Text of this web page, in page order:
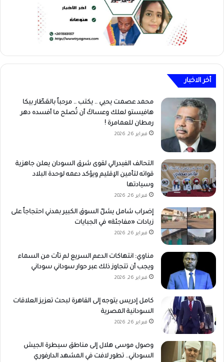
أخر الاخبار
محمد عصمت يحيي .. يكتب .. مرحباً بالعَطّار بيكا
هافيستو لعلك وعساكَ أن تُصلح ما أفسده دهر
رمطان للعمامرة !
فبراير 26, 2026
التحالف الفيدرالي لقوى شرق السودان يعلن جاهزية
قواته لتأمين الإقليم ويؤكد دعمه لوحدة البلاد
وسيادتها
فبراير 26, 2026
إضراب شامل يشلّ السوق الكبير بمدني احتجاجاً على
زيادات «مفاجئة» في الجبايات
فبراير 26, 2026
مناوي: انتهاكات الدعم السريع لم تأت من السماء
ويجب أن تتجاوز ذلك عبر حوار سوداني سوداني
فبراير 26, 2026
كامل إدريس يتوجه إلى القاهرة لبحث تعزيز العلاقات
السودانية المصرية
فبراير 26, 2026
وصول موسى هلال إلى مناطق سيطرة الجيش
السوداني.. تطور لافت في المشهد الدارفوري